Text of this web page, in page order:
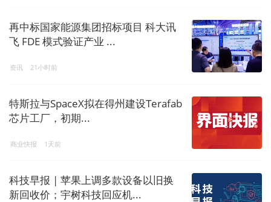
再中标国家能源集团招标项目 科大讯
飞 FDE 模式验证产业 ...
资讯 21小时前
特斯拉与SpaceX拟在得州建设Terafab
芯片工厂，初期...
商业快报 1天前
科技早报 | 苹果上调多款设备以旧换
新回收价；宇树科技回应机...